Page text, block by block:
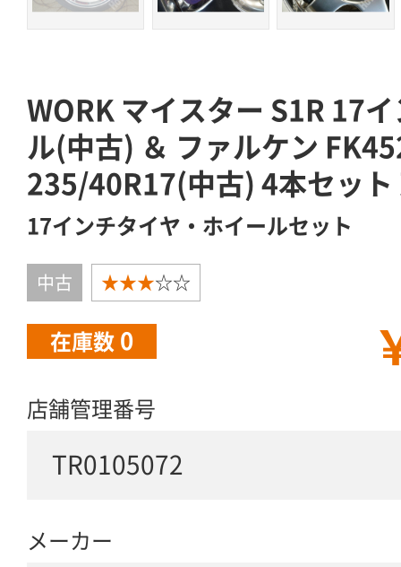
WORK マイスター S1R 17
ル(中古) ＆ ファルケン
235/40R17(中古) 4本セット
17インチタイヤ・ホイールセット
中古 ★★★☆☆
在庫数 0
店舗管理番号
TR0105072
メーカー